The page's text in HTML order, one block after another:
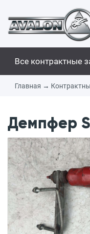
Все контрактные
Главная →
Демпфер